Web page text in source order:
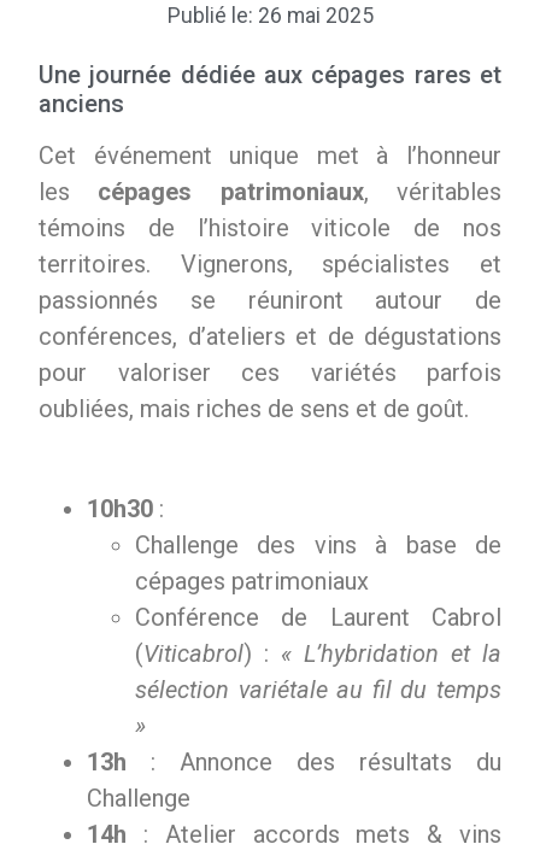
Publié le: 26 mai 2025
Une journée dédiée aux cépages rares et
anciens
Cet événement unique met à l’honneur
les cépages patrimoniaux, véritables
témoins de l’histoire viticole de nos
territoires. Vignerons, spécialistes et
passionnés se réuniront autour de
conférences, d’ateliers et de dégustations
pour valoriser ces variétés parfois
oubliées, mais riches de sens et de goût.
10h30 :
Challenge des vins à base de
cépages patrimoniaux
Conférence de Laurent Cabrol
(Viticabrol) : « L’hybridation et la
sélection variétale au fil du temps
»
13h : Annonce des résultats du
Challenge
14h : Atelier accords mets & vins